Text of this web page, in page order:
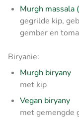
Murgh massala
gegrilde kip,
gember en
Biryanie:
Murgh biryany
met kip
Vegan biryany
met gemengde